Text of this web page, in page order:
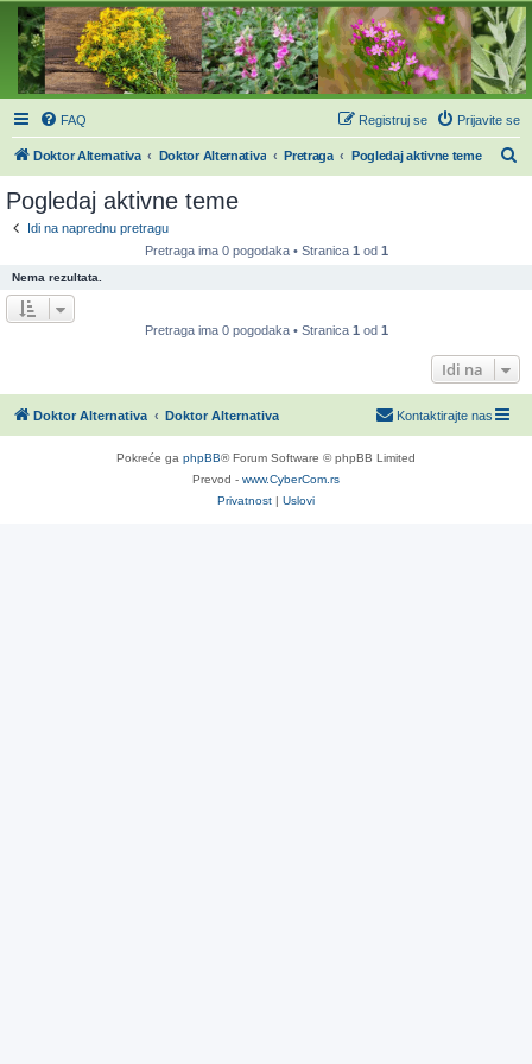
FAQ Prijavite se
Registruj se
Doktor Alternativa Doktor Alternativa Pretraga Pogledaj aktivne teme
Pogledaj aktivne teme
Idi na naprednu pretragu
Pretraga ima 0 pogodaka • Stranica 1 od 1
Nema rezultata.
Pretraga ima 0 pogodaka • Stranica 1 od 1
Idi na
Doktor Alternativa Doktor Alternativa Kontaktirajte nas
Pokreće ga phpBB® Forum Software © phpBB Limited
Prevod - www.CyberCom.rs
Privatnost | Uslovi